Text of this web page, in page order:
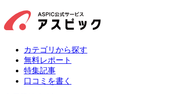
カテゴリから探す
無料レポート
特集記事
口コミを書く